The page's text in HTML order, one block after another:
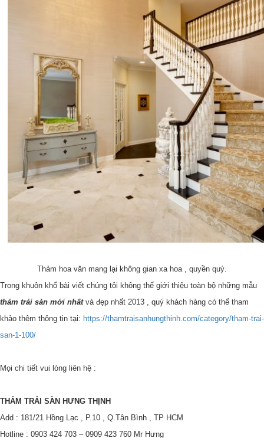
Thảm hoa văn mang lại không gian xa hoa , quyền quý.
Trong khuôn khổ bài viết chúng tôi không thể giới thiệu toàn bộ những mẫu
thảm trải sàn mới nhấtvà đẹp nhất 2013 , quý khách hàng có thể tham
khảo thêm thông tin tại: https://thamtraisanhungthinh.com/category/tham-trai-
san-1-100/
Mọi chi tiết vui lòng liên hệ :
THẢM TRẢI SÀN HƯNG THỊNH
Add : 181/21 Hồng Lạc , P.10 , Q.Tân Bình , TP HCM
Hotline : 0903 424 703 – 0909 423 760 Mr Hưng